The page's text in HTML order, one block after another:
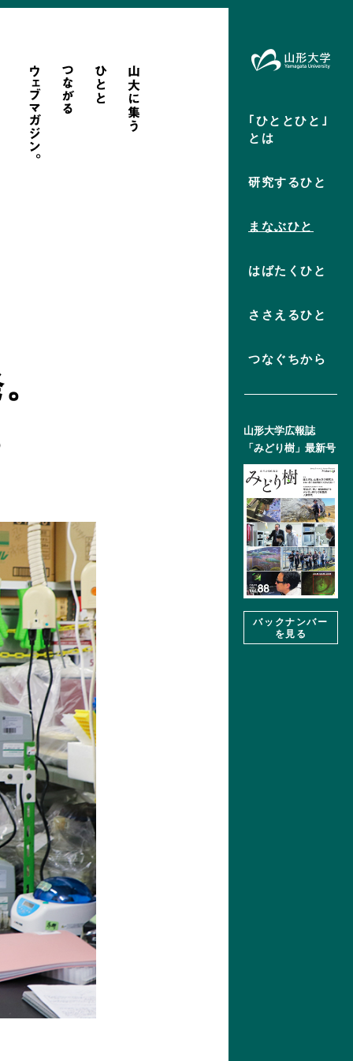
｢ひととひと｣
とは
研究するひと
まなぶひと
はばたくひと
ささえるひと
つなぐちから
山形大学広報誌
「みどり樹」 最新号
バックナンバー
を見る